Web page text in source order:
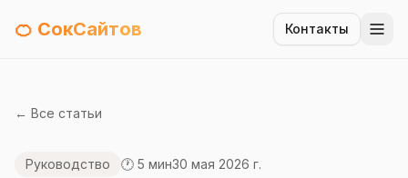
🍊 СокСайтов Контакты
← Все статьи
Руководство 🕐 5 мин30 мая 2026 г.